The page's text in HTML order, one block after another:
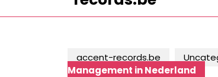
accent-records.be
Management in Nederland